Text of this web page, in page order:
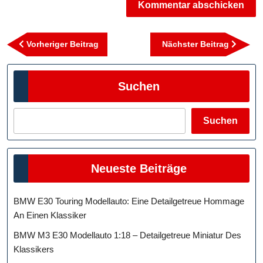
Beitragsnavigation
Vorheriger Beitrag
Beitrag
Nächster Beitrag
Suchen
Suchen
Neueste Beiträge
BMW E30 Touring Modellauto: Eine Detailgetreue Hommage
An Einen Klassiker
BMW M3 E30 Modellauto 1:18 – Detailgetreue Miniatur Des
Klassikers